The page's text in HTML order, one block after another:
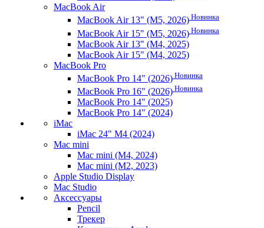
MacBook Air
MacBook Air 13" (M5, 2026) Новинка
MacBook Air 15" (M5, 2026) Новинка
MacBook Air 13" (M4, 2025)
MacBook Air 15" (M4, 2025)
MacBook Pro
MacBook Pro 14" (2026) Новинка
MacBook Pro 16" (2026) Новинка
MacBook Pro 14" (2025)
MacBook Pro 14" (2024)
iMac
iMac 24" M4 (2024)
Mac mini
Mac mini (M4, 2024)
Mac mini (M2, 2023)
Apple Studio Display
Mac Studio
Аксессуары
Pencil
Трекер